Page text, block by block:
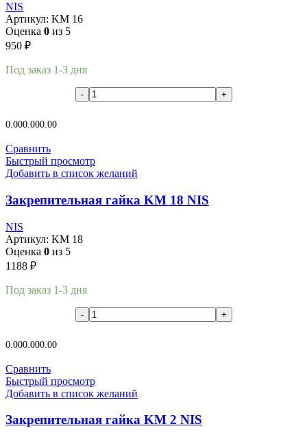
NIS
Артикул: KM 16
Оценка 0 из 5
950 ₽
Под заказ 1-3 дня
0.000.000.00
Сравнить
Быстрый просмотр
Добавить в список желаний
Закрепительная гайка KM 18 NIS
NIS
Артикул: KM 18
Оценка 0 из 5
1188 ₽
Под заказ 1-3 дня
0.000.000.00
Сравнить
Быстрый просмотр
Добавить в список желаний
Закрепительная гайка KM 2 NIS